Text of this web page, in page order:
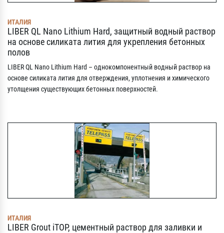
ИТАЛИЯ
LIBER QL Nano Lithium Hard, защитный водный раствор
на основе силиката лития для укрепления бетонных
полов
LIBER QL Nano Lithium Hard – однокомпонентный водный раствор на
основе силиката лития для отверждения, уплотнения и химического
утолщения существующих бетонных поверхностей.
ИТАЛИЯ
LIBER Grout iTOP, цементный раствор для заливки и